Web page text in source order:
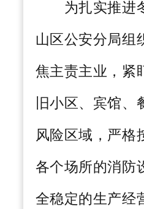
为扎实推进冬
山区公安分局组
焦主责主业，紧
旧小区、宾馆、
风险区域，严格
各个场所的消防
全稳定的生产经